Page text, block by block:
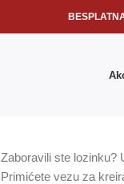
Zaboravili ste lozinku?
Primićete vezu za